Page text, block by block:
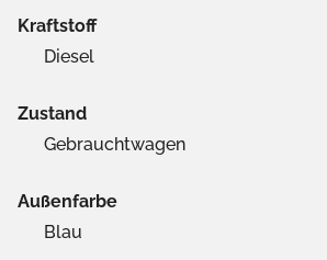
Kraftstoff
Diesel
Zustand
Gebrauchtwagen
Außenfarbe
Blau